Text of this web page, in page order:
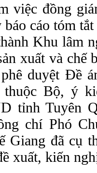
việc đồng
báo cáo tóm
Khu lâm
xuất và
duyệt Đề
Bộ, ý
tỉnh Tuyên
chí Phó
Giang đã cụ
xuất, kiến